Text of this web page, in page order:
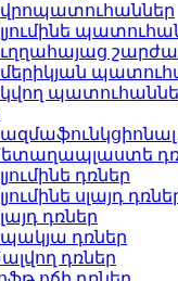
դռներ
սլայդ
դռներ
դռներ
դռներ